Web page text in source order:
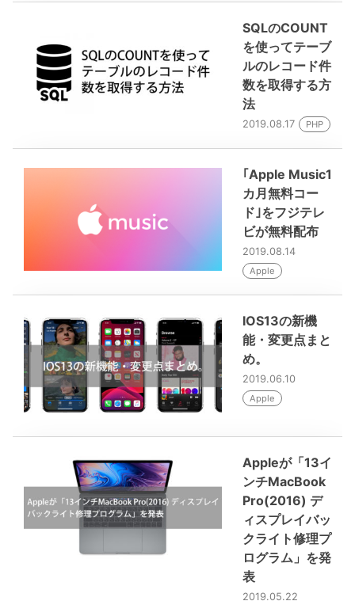
SQLのCOUNT
を使ってテーブ
ルのレコード件
数を取得する方
法
2019.08.17 PHP
｢Apple Music1
カ月無料コー
ド｣をフジテレ
ビが無料配布
2019.08.14
Apple
IOS13の新機
能・変更点まと
め。
2019.06.10
Apple
Appleが「13イ
ンチMacBook
Pro(2016) デ
ィスプレイバッ
クライト修理プ
ログラム」を発
表
2019.05.22